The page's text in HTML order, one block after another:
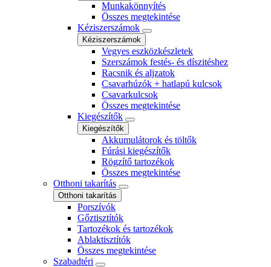
Munkakönnyítés
Összes megtekintése
Kéziszerszámok
Kéziszerszámok
Vegyes eszközkészletek
Szerszámok festés- és díszitéshez
Racsnik és aljzatok
Csavarhúzók + hatlapú kulcsok
Csavarkulcsok
Összes megtekintése
Kiegészítők
Kiegészítők
Akkumulátorok és töltők
Fúrási kiegészítők
Rögzítő tartozékok
Összes megtekintése
Otthoni takarítás
Otthoni takarítás
Porszívók
Gőztisztítók
Tartozékok és tartozékok
Ablaktisztítók
Összes megtekintése
Szabadtéri